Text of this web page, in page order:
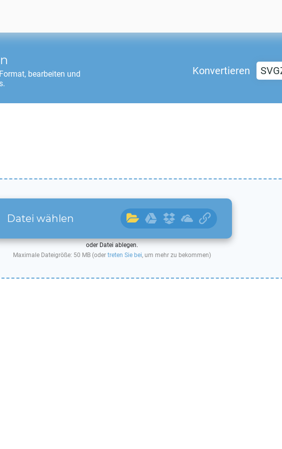
Format, bearbeiten und
Konvertieren
Datei wählen
oder Datei ablegen.
Maximale Dateigröße: 50 MB (oder treten Sie bei, um mehr zu bekommen)